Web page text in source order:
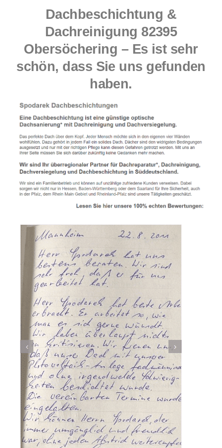
Dachbeschichtung &
Dachreinigung 82395
Obersöchering – Es ist sehr
schön, dass Sie uns gefunden
haben.